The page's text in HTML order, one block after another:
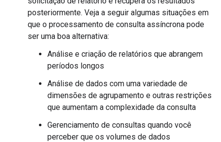
posteriormente. Veja a seguir algumas situações em
que o processamento de consulta assíncrona pode
ser uma boa alternativa:
Análise e criação de relatórios que abrangem
períodos longos
Análise de dados com uma variedade de
dimensões de agrupamento e outras restrições
que aumentam a complexidade da consulta
Gerenciamento de consultas quando você
perceber que os volumes de dados